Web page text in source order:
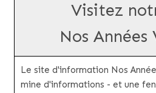
Visitez
Nos
Le site d'information Nos
mine d'informations - et une